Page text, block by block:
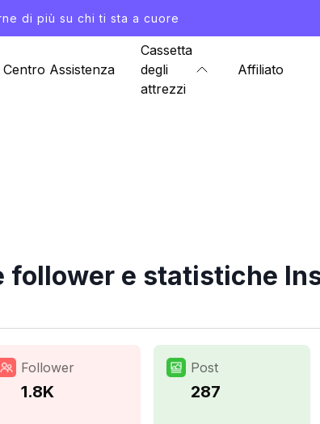
di più su chi ti sta a cuore
Centro Assistenza
Cassetta
degli
attrezzi
Affiliato
follower e statistiche
Follower
1.8K
Post
287